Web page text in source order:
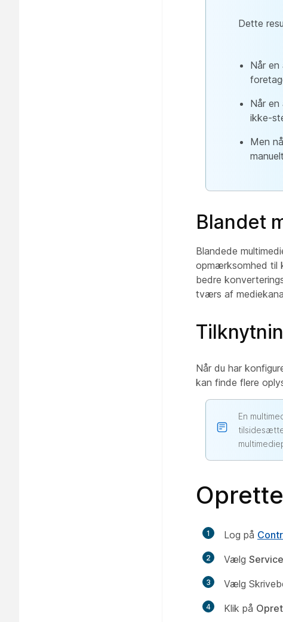
Dette
Når
Når
ikke-
Men
Blandet
Blandede
opmærksomhed til
bedre
tværs af
Når du har
kan finde flere
En
1 Log på
2 Vælg
3 Vælg
4 Klik på